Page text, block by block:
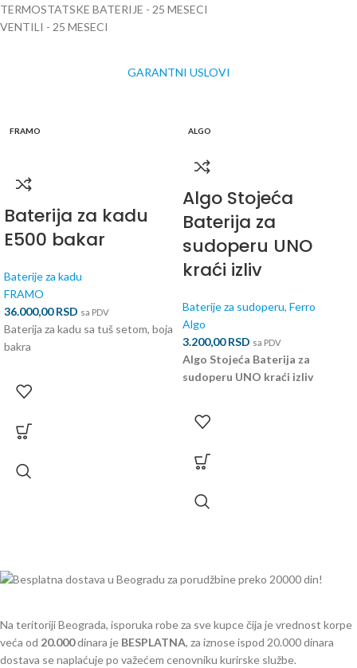
TERMOSTATSKE BATERIJE - 25 MESECI
VENTILI - 25 MESECI
GARANTNI USLOVI
FRAMO
Baterija za kadu
E500 bakar
Baterije za kadu
FRAMO
36.000,00RSD sa PDV
Baterija za kadu sa tuš setom, boja
bakra
ALGO
Algo Stojeća
Baterija za
sudoperu UNO
kraći izliv
Baterije za sudoperu, Ferro
Algo
3.200,00RSD sa PDV
Algo Stojeća Baterija za
sudoperu UNO kraći izliv
Na teritoriji Beograda, isporuka robe za sve kupce čija je vrednost korpe
veća od 20.000dinara je BESPLATNA, za iznose ispod 20.000 dinara
dostava se naplaćuje po važećem cenovniku kurirske službe.